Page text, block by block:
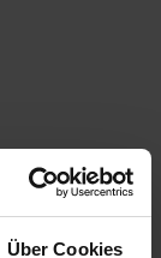
Über Cookies